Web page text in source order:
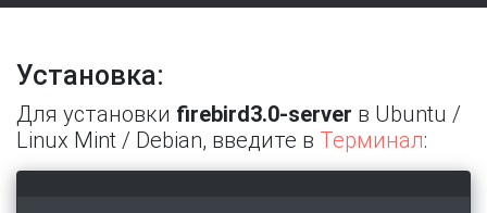
Установка:
Для установки firebird3.0-server в Ubuntu /
Linux Mint / Debian, введите в Терминал: